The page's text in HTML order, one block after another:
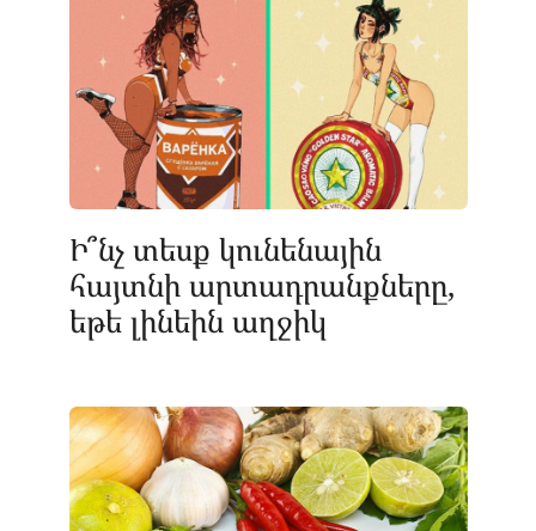
Ի՞նչ տեսք կունենային
հայտնի արտադրանքները,
եթե լինեին աղջիկ